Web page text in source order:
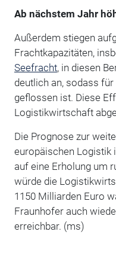
Ab nächstem Jahr
Außerdem stiegen
Frachtkapazitäten,
Seefracht, in diesen
deutlich an, sodass
geflossen ist. Diese
Logistikwirtschaft
Die Prognose zur
europäischen Logistik
auf eine Erholung um
würde die
1150 Milliarden Euro
Fraunhofer auch
erreichbar. (ms)